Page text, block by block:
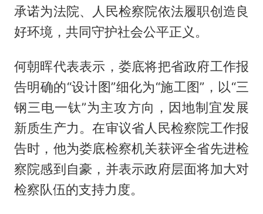
承诺为法院、人民检察院依法履职创造良
好环境，共同守护社会公平正义。
何朝晖代表表示，娄底将把省政府工作报
告明确的“设计图”细化为“施工图”，以“三
钢三电一钛”为主攻方向，因地制宜发展
新质生产力。在审议省人民检察院工作报
告时，他为娄底检察机关获评全省先进检
察院感到自豪，并表示政府层面将加大对
检察队伍的支持力度。